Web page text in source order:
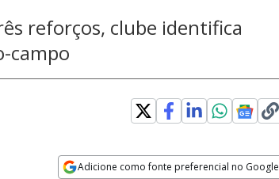
reforços, clube identifica
campo
Adicione como fonte preferencial no Google